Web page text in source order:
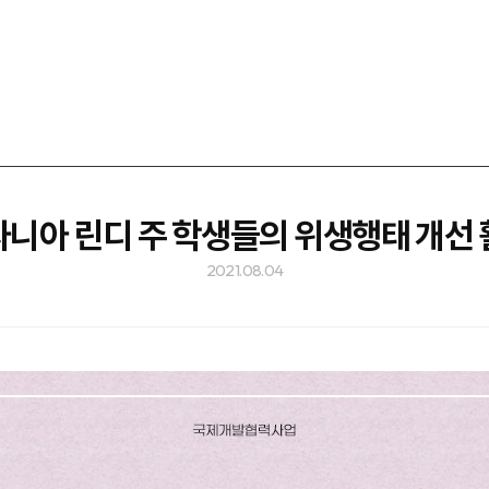
아 린디 주 학생들의 위생행태 개선
2021.08.04